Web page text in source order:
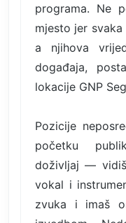
programa. Ne
mjesto jer
a njihova
događaja,
lokacije GNP
Pozicije
početku
doživljaj —
vokal i
zvuka i imaš